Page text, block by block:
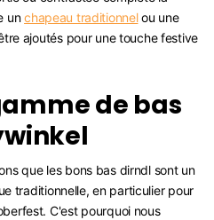
unchapeau traditionnelou une
ajoutés pour une touche festive
de bas
que les bons bas dirndl sont un
traditionnelle, en particulier pour
C'est pourquoi nous